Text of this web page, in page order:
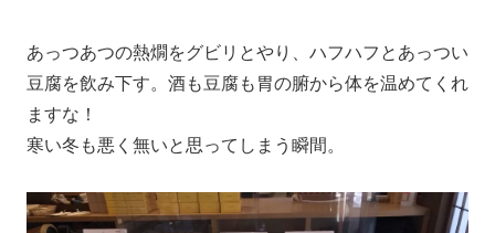
あっつあつの熱燗をグビリとやり、ハフハフとあっつい
豆腐を飲み下す。酒も豆腐も胃の腑から体を温めてくれ
ますな！
寒い冬も悪く無いと思ってしまう瞬間。